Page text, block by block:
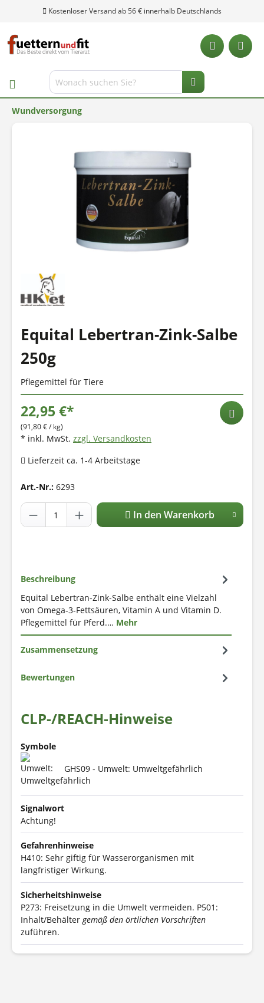
Kostenloser Versand ab 56 € innerhalb Deutschlands
Wundversorgung
Equital Lebertran-Zink-Salbe
250g
Pflegemittel für Tiere
22,95 €*
(91,80 € / kg)
* inkl. MwSt. zzgl. Versandkosten
Lieferzeit ca. 1-4 Arbeitstage
Art.-Nr.: 6293
In den Warenkorb
Beschreibung
Equital Lebertran-Zink-Salbe enthält eine Vielzahl
von Omega-3-Fettsäuren, Vitamin A und Vitamin D.
Pflegemittel für Pferd.… Mehr
Zusammensetzung
Bewertungen
CLP-/REACH-Hinweise
Symbole
GHS09 - Umwelt: Umweltgefährlich
Signalwort
Achtung!
Gefahrenhinweise
H410: Sehr giftig für Wasserorganismen mit
langfristiger Wirkung.
Sicherheitshinweise
P273: Freisetzung in die Umwelt vermeiden. P501:
Inhalt/Behältergemäß den örtlichen Vorschriften
zuführen.